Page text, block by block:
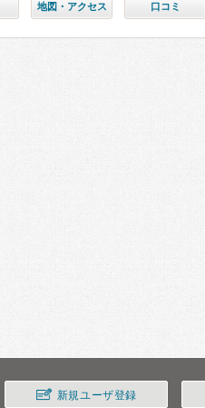
地図・アクセス 口コミ
新規ユーザ登録